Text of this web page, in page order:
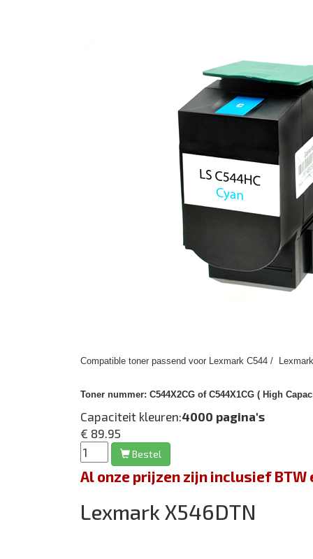
Compatible toner passend voor Lexmark C544 /
Toner nummer: C544X2CG of C544X1CG ( High
Capaciteit kleuren:4000 pagina's
€ 89.95
Bestel
Al onze prijzen zijn inclusief
Lexmark X546DTN